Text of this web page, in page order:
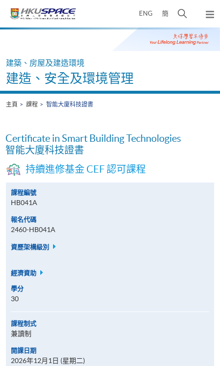
ENG 簡
開
搜
尋
彈
出
主
Main
建築、房屋及建造環境
建造、安全及環境管理
主頁 課程 智能大廈科技證書
Certificate in Smart Building Technologies
智能大廈科技證書
持續進修基金 CEF 認可課程
課程編號
HB041A
報名代碼
2460-HB041A
資歷架構級別
經濟資助
學分
30
課程制式
兼讀制
開課日期
2026年12月1日 (星期二)